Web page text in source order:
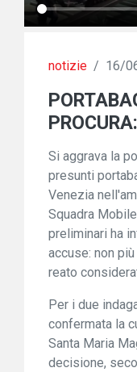
notizie / 16/
Si aggrava la
presunti
Venezia
Squadra
preliminari ha
accuse: non
reato
Per i due
confermata la
Santa Maria
decisione,